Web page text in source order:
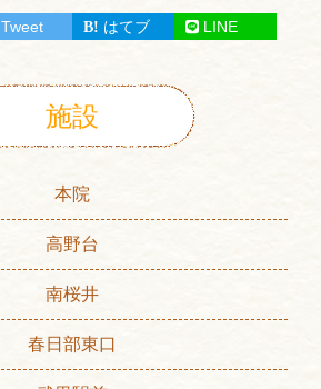
Tweet はてブ LINE
施設
本院
高野台
南桜井
春日部東口